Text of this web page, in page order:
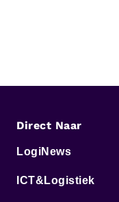
Direct Naar
LogiNews
ICT&Logistiek